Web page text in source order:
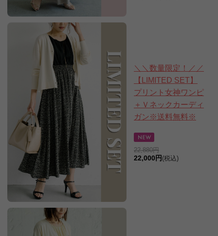
＼＼数量限定！／／
【LIMITED SET】
プリント女神ワンピ
＋Ｖネックカーディ
ガン※送料無料※
22,880円
22,000円 (税込)